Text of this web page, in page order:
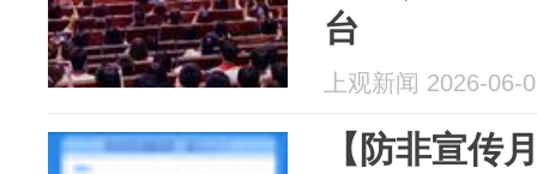
台
上观新闻 2026-06-
【防非宣传